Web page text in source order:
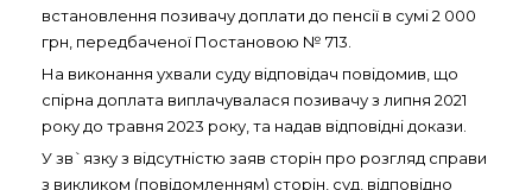
встановлення позивачу доплати до пенсії в сумі 2 000
грн, передбаченої Постановою № 713.
На виконання ухвали суду відповідач повідомив, що
спірна доплата виплачувалася позивачу з липня 2021
року до травня 2023 року, та надав відповідні докази.
У зв`язку з відсутністю заяв сторін про розгляд справи
з викликом (повідомленням) сторін, суд, відповідно